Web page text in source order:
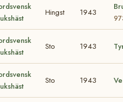
Hingst 1943
Sto 1943
Sto 1943